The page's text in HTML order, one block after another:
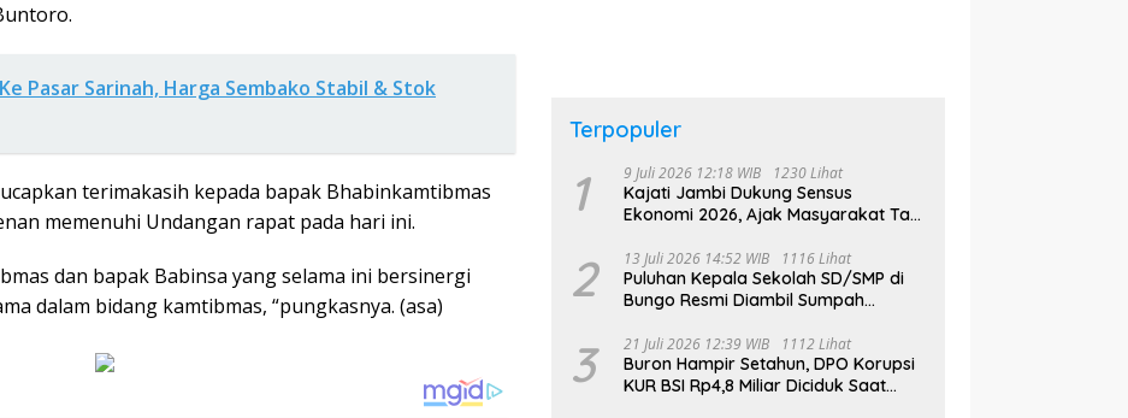
Pasar Sarinah, Harga Sembako Stabil & Stok
terimakasih kepada bapak Bhabinkamtibmas
memenuhi Undangan rapat pada hari ini.
dan bapak Babinsa yang selama ini bersinergi
dalam bidang kamtibmas, “pungkasnya. (asa)
Terpopuler
1 9 Juli 2026 12:18 WIB 1230 Lihat
Kajati Jambi Dukung Sensus
Ekonomi 2026, Ajak Masyarakat Tak
2 13 Juli 2026 14:52 WIB 1116 Lihat
Puluhan Kepala Sekolah SD/SMP di
Bungo Resmi Diambil Sumpah
3 21 Juli 2026 12:39 WIB 1112 Lihat
Buron Hampir Setahun, DPO Korupsi
KUR BSI Rp4,8 Miliar Diciduk Saat